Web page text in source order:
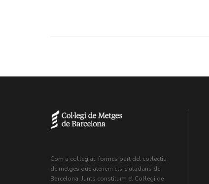
Com a col·legiat, formes part del col·lectiu
de metges que atenem els ciutadans de
Barcelona. Junts constituïm el Col·legi de